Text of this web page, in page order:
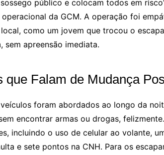
público e colocam todos em
da GCM. A operação foi
como um jovem que trocou o
sem apreensão imediata.
que Falam de Mudança
foram abordados ao longo da
encontrar armas ou drogas,
incluindo o uso de celular ao volante,
e sete pontos na CNH. Para os